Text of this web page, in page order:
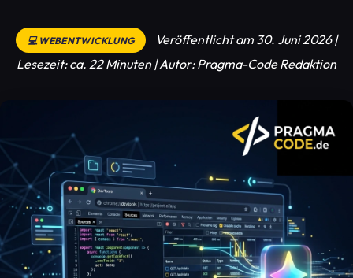
💻 WEBENTWICKLUNG
Veröffentlicht am 30. Juni 2026 |
Lesezeit: ca. 22 Minuten | Autor: Pragma-Code Redaktion